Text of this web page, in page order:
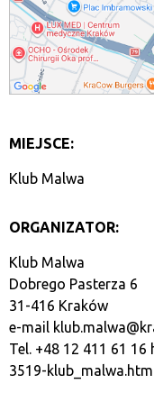
MIEJSCE:
Klub Malwa
ORGANIZATOR:
Klub Malwa
Dobrego Pasterza 6
31-416 Kraków
e-mail
Tel. +48 12 411 61 16
3519-